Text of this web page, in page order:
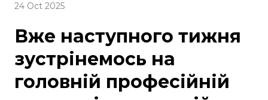
24 Oct 2025
Вже наступного тижня
зустрінемось на
головній професійній